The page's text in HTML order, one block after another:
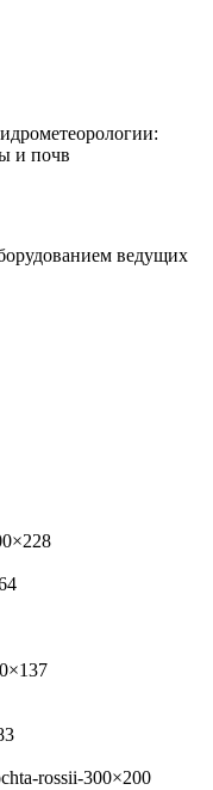
и почв
ведущих